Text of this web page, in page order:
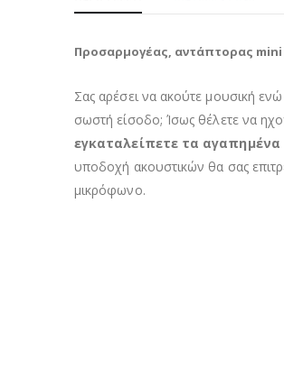
Προσαρμογέας, αντάπτορας mini
Σας αρέσει να ακούτε μουσική
σωστή είσοδο; Ίσως θέλετε να
εγκαταλείπετε τα αγαπημένα
υποδοχή ακουστικών θα σας
μικρόφωνο.